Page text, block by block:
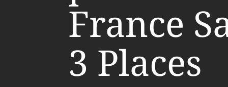
France
3 Places